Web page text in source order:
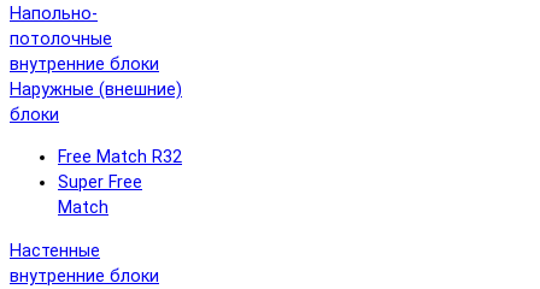
Напольно-
потолочные
внутренние блоки
Наружные (внешние)
блоки
Free Match R32
Super Free
Match
Настенные
внутренние блоки